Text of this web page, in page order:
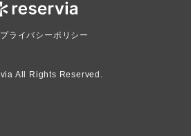
プライバシーポリシー
All Rights Reserved.